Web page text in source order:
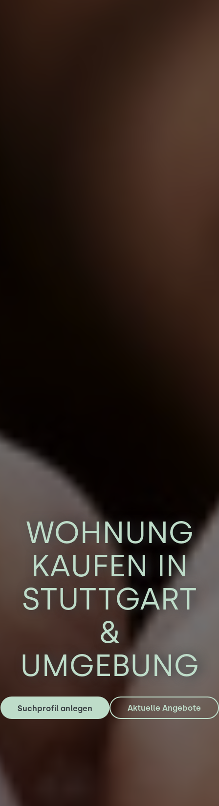
WOHNUNG
KAUFEN IN
STUTTGART
&
UMGEBUNG
Suchprofil anlegen Aktuelle Angebote